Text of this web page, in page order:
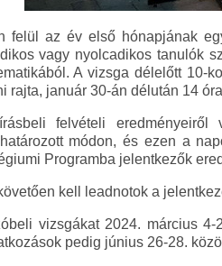
felül az év első hónapjának
vagy nyolcadikos tanulók
A vizsga délelőtt 10-
rajta, január 30-án délután 14
felvételi eredményeiről
módon, és ezen a
Programba jelentkezők
kell leadnotok a
vizsgákat 2024. március
pedig június 26-28.